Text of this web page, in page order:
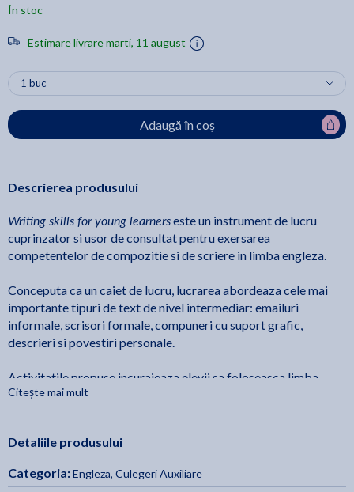
În stoc
Estimare livrare marti, 11 august
Adaugă în coș
Descrierea produsului
Writing skills for young learnerseste un instrument de lucru
cuprinzator si usor de consultat pentru exersarea
competentelor de compozitie si de scriere in limba engleza.
Conceputa ca un caiet de lucru, lucrarea abordeaza cele mai
importante tipuri de text de nivel intermediar: emailuri
informale, scrisori formale, compuneri cu suport grafic,
descrieri si povestiri personale.
Activitatile propuse incurajeaza elevii sa foloseasca limba
engleza intr-un mod creativ si sa exerseze pasii necesari
realizare a unui plan de lucru.
Citește mai mult
Detaliile produsului
Categoria:Engleza, Culegeri Auxiliare